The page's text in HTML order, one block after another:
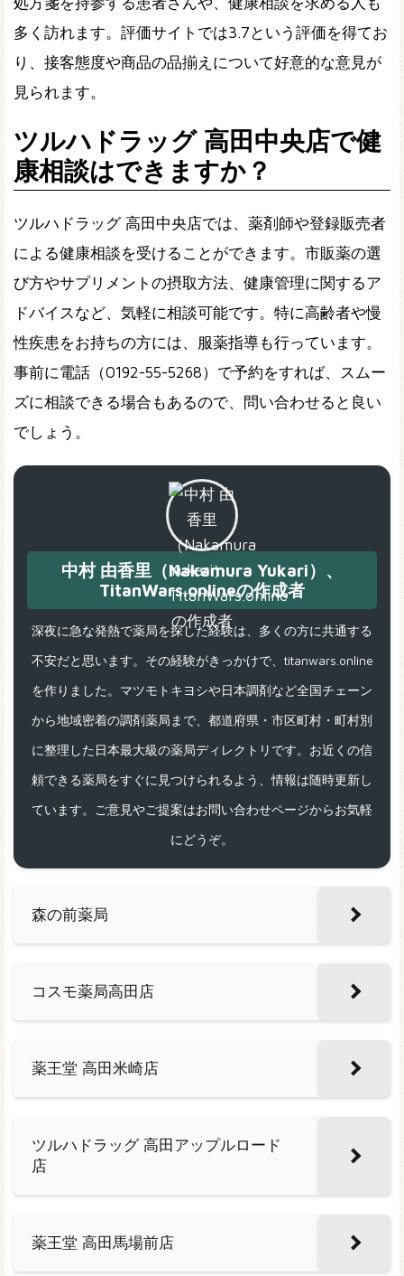
多く訪れます。評価サイトでは3.7という評価を得てお
り、接客態度や商品の品揃えについて好意的な意見が
見られます。
ツルハドラッグ 高田中央店で健
康相談はできますか？
ツルハドラッグ 高田中央店では、薬剤師や登録販売者
による健康相談を受けることができます。市販薬の選
び方やサプリメントの摂取方法、健康管理に関するア
ドバイスなど、気軽に相談可能です。特に高齢者や慢
性疾患をお持ちの方には、服薬指導も行っています。
事前に電話（0192-55-5268）で予約をすれば、スムー
ズに相談できる場合もあるので、問い合わせると良い
でしょう。
中村 由香里（Nakamura Yukari）、
TitanWars.onlineの作成者
深夜に急な発熱で薬局を探した経験は、多くの方に共通する
不安だと思います。その経験がきっかけで、titanwars.online
を作りました。マツモトキヨシや日本調剤など全国チェーン
から地域密着の調剤薬局まで、都道府県・市区町村・町村別
に整理した日本最大級の薬局ディレクトリです。お近くの信
頼できる薬局をすぐに見つけられるよう、情報は随時更新し
ています。ご意見やご提案はお問い合わせページからお気軽
にどうぞ。
森の前薬局
コスモ薬局高田店
薬王堂 高田米崎店
ツルハドラッグ 高田アップルロード
店
薬王堂 高田馬場前店